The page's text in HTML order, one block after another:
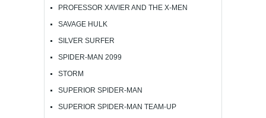
PROFESSOR XAVIER AND THE X-MEN
SAVAGE HULK
SILVER SURFER
SPIDER-MAN 2099
STORM
SUPERIOR SPIDER-MAN
SUPERIOR SPIDER-MAN TEAM-UP